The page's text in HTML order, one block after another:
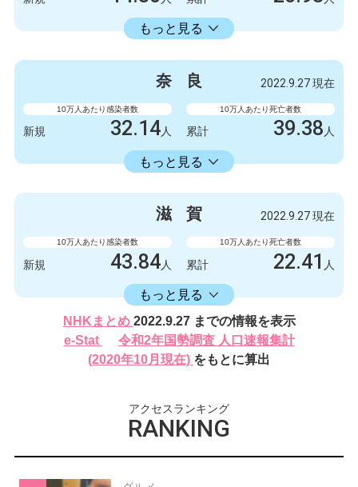
もっと見る
14336.11人
人 新規
132327 249
奈 良 2022.9.27 現在
10万人あたり感染者数
新規 32.14人
10万人あたり死亡者数
累計 39.38 人
もっと見る
16582.30人
426人 新規
219788 522
滋 賀 2022.9.27 現在
10万人あたり感染者数
新規 43.84 人
10万人あたり死亡者数
累計 22.41 人
もっと見る
16406.17人
感染者数
620人
死亡者数
新規
232024人 累計
NHKまとめ 2022.9.27 までの情報を表示
e-Stat
令和2年国勢調査 人口速報集計
(2020年10月現在) をもとに算出
アクセスランキング
RANKING